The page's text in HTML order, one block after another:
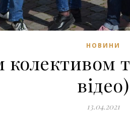
НОВИНИ
колективом
відео)
13.04.2021